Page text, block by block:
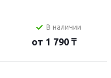
В наличии
от 1 790 ₸